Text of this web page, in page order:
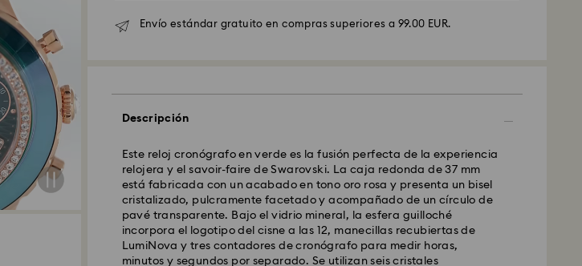
Envío estándar gratuito en compras superiores a 99.00 EUR.
Descripción
Este reloj cronógrafo en verde es la fusión perfecta de la experiencia
relojera y el savoir-faire de Swarovski. La caja redonda de 37 mm
está fabricada con un acabado en tono oro rosa y presenta un bisel
cristalizado, pulcramente facetado y acompañado de un círculo de
pavé transparente. Bajo el vidrio mineral, la esfera guilloché
incorpora el logotipo del cisne a las 12, manecillas recubiertas de
LumiNova y tres contadores de cronógrafo para medir horas,
minutos y segundos por separado. Se utilizan seis cristales
Envío Standard - GLS
Los pedidos realizados de lunes a viernes antes de las 10:00h CET
serán procesados y enviados el mismo día laboral.
Tiempo de envío estándar: 4 días laborables después del
procesamiento y envío.
(5-6 días a las Islas Baleares)